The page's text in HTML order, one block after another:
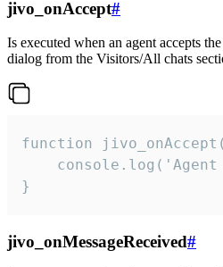
jivo_onAccept#
Is executed when an agent accepts
dialog from the Visitors/All chats
function
}
jivo_onMessageReceived#